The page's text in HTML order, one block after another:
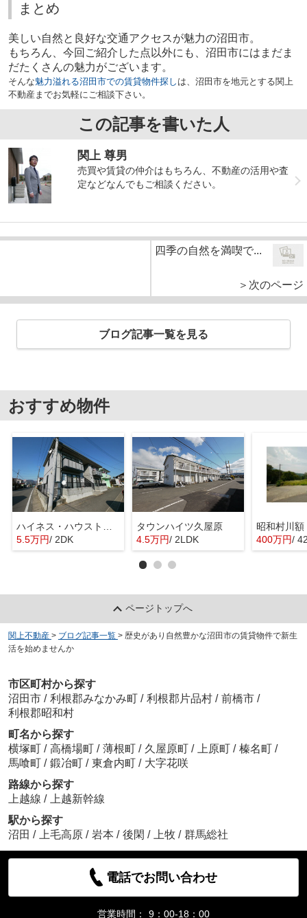
まとめ
美しい自然と良好な交通アクセスが魅力の沼田市。
もちろん、今回ご紹介した点以外にも、沼田市にはまだま
だたくさんの魅力がございます。
そんな魅力溢れる沼田市での賃貸物件探し は、沼田市を地元とする関上
不動産までお気軽にご相談下さい。
この記事を書いた人
関上 尊男
売買や賃貸の仲介はもちろん、不動産の活用や査
定などなんでもご相談ください。
四季の自然を満喫で...
＞次のページ
ブログ記事一覧を見る
おすすめ物件
5.5万円/ 2DK
タウンハイツ久屋原
4.5万円/ 2LDK
昭和村川
400万円/
ページトップへ
関上不動産 > ブログ記事一覧 > 歴史があり自然豊かな沼田市の賃貸物件で新生
活を始めませんか
市区町村から探す
沼田市 / 利根郡みなかみ町 / 利根郡片品村 / 前橋市 /
利根郡昭和村
町名から探す
横塚町 / 高橋場町 / 薄根町 / 久屋原町 / 上原町 / 榛名町 /
馬喰町 / 鍛冶町 / 東倉内町 / 大字花咲
路線から探す
上越線 /
上越新幹線
駅から探す
沼田 / 上毛高原 / 岩本 / 後閑 / 上牧 / 群馬総社
電話でお問い合わせ
営業時間： 9：00-18：00